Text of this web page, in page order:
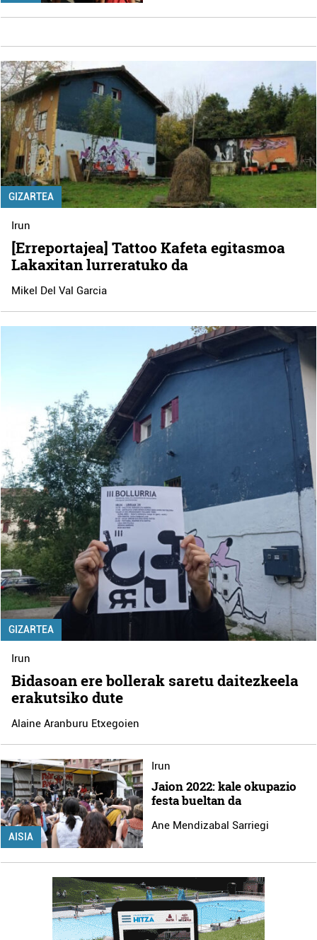
GIZARTEA
Irun
[Erreportajea] Tattoo Kafeta egitasmoa
Lakaxitan lurreratuko da
Mikel Del Val Garcia
GIZARTEA
Irun
Bidasoan ere bollerak saretu daitezkeela
erakutsiko dute
Alaine Aranburu Etxegoien
AISIA
Irun
Jaion 2022: kale okupazio
festa bueltan da
Ane Mendizabal Sarriegi